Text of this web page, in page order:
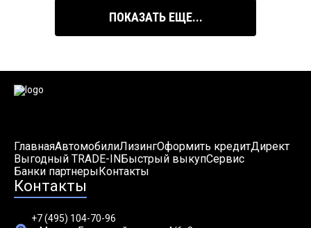
ПОКАЗАТЬ ЕЩЕ...
ГлавнаяАвтомобилиЛизингОформить кредитДирект
Выгодный TRADE-INБыстрый выкупСервис
Банки партнерыКонтакты
Контакты
+7 (495) 104-70-96